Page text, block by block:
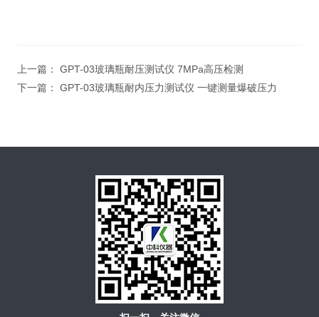
上一篇： GPT-03玻璃瓶耐压测试仪 7MPa高压检测
下一篇： GPT-03玻璃瓶耐内压力测试仪 一键测量爆破压力